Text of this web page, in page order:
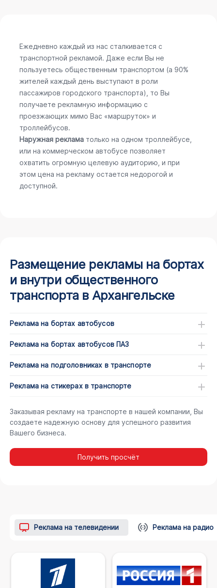
Ежедневно каждый из нас сталкивается с
транспортной рекламой. Даже если Вы не
пользуетесь общественным транспортом (а 90%
жителей каждый день выступают в роли
пассажиров городского транспорта), то Вы
получаете рекламную информацию с
проезжающих мимо Вас «маршруток» и
троллейбусов.
Наружная реклама только на одном троллейбусе,
или на коммерческом автобусе позволяет
охватить огромную целевую аудиторию, и при
этом цена на рекламу остается недорогой и
доступной.
Размещение рекламы на бортах
и внутри общественного
транспорта в Архангельске
Реклама на бортах автобусов
Реклама на бортах автобусов ПАЗ
Реклама на подголовниках в транспорте
Реклама на стикерах в транспорте
Заказывая рекламу на транспорте в нашей компании, Вы
создаете надежную основу для успешного развития
Вашего бизнеса.
Получить просчёт
Реклама на телевидении Реклама на радио